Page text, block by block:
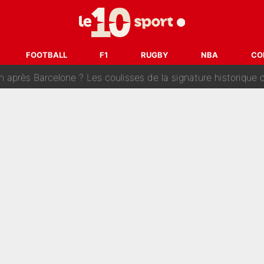
FOOTBALL F1 RUGBY NBA
battre, Safonov numéro un… Le PSG se lance encore dans un gros
Jean-Jacques Goldman et Mylène Farmer, le nouveau sélectionneur de
Barcelone ? Les coulisses de la signature historique de